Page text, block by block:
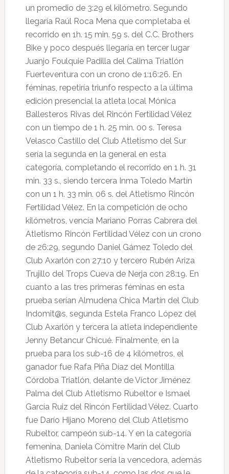
un promedio de 3:29 el kilómetro. Segundo
llegaría Raúl Roca Mena que completaba el
recorrido en 1h. 15 min. 59 s. del C.C. Brothers
Bike y poco después llegaría en tercer lugar
Juanjo Foulquie Padilla del Calima Triatlón
Fuerteventura con un crono de 1:16:26. En
féminas, repetiría triunfo respecto a la última
edición presencial la atleta local Mónica
Ballesteros Rivas del Rincón Fertilidad Vélez
con un tiempo de 1 h. 25 min. 00 s. Teresa
Velasco Castillo del Club Atletismo del Sur
sería la segunda en la general en esta
categoría, completando el recorrido en 1 h. 31
min. 33 s., siendo tercera Inma Toledo Martín
con un 1 h. 33 min. 06 s. del Atletismo Rincón
Fertilidad Vélez. En la competición de ocho
kilómetros, vencía Mariano Porras Cabrera del
Atletismo Rincón Fertilidad Vélez con un crono
de 26:29, segundo Daniel Gámez Toledo del
Club Axarlón con 27:10 y tercero Rubén Ariza
Trujillo del Trops Cueva de Nerja con 28:19. En
cuanto a las tres primeras féminas en esta
prueba serían Almudena Chica Martín del Club
Indomit@s, segunda Estela Franco López del
Club Axarlón y tercera la atleta independiente
Jenny Betancur Chicué. Finalmente, en la
prueba para los sub-16 de 4 kilómetros, el
ganador fue Rafa Piña Díaz del Montilla
Córdoba Triatlón, delante de Víctor Jiménez
Palma del Club Atletismo Rubeltor e Ismael
García Ruiz del Rincón Fertilidad Vélez. Cuarto
fue Darío Hijano Moreno del Club Atletismo
Rubeltor, campeón sub-14. Y en la categoría
femenina, Daniela Cómitre Marín del Club
Atletismo Rubeltor sería la vencedora, además